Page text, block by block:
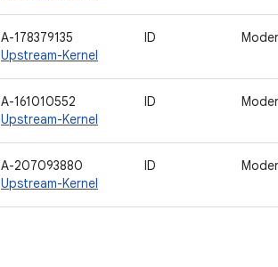
A-178379135
Upstream-Kernel
ID
A-161010552
Upstream-Kernel
ID
A-207093880
Upstream-Kernel
ID